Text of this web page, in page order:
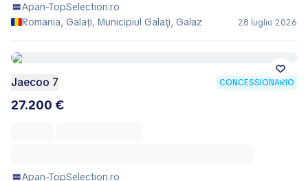
Apan-TopSelection.ro
Romania, Galați, Municipiul Galaţi, Galaz
28 luglio 2026
Jaecoo 7 CONCESSIONARIO
27.200 €
Apan-TopSelection.ro